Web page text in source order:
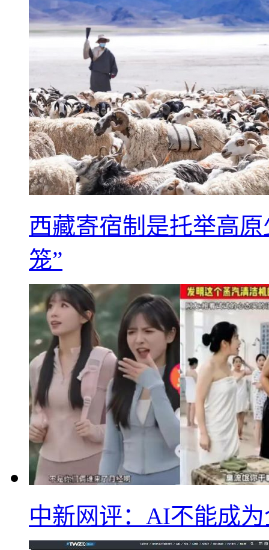
西藏寄宿制是托举高
笼”
中新网评：AI不能成